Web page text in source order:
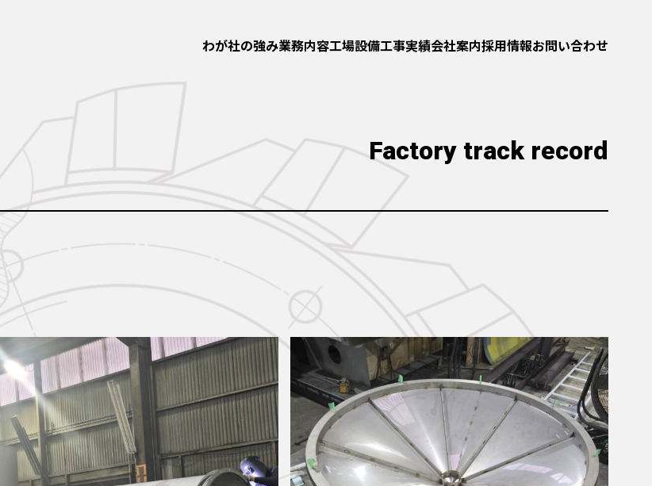
わが社の強み業務内容工場設備工事実績会社案内採用情報お問い合わせ
Factory track record